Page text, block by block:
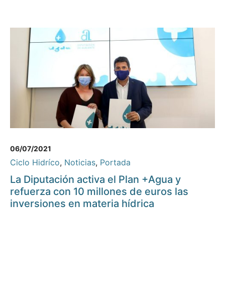
06/07/2021
Ciclo Hidríco, Noticias, Portada
La Diputación activa el Plan +Agua y
refuerza con 10 millones de euros las
inversiones en materia hídrica